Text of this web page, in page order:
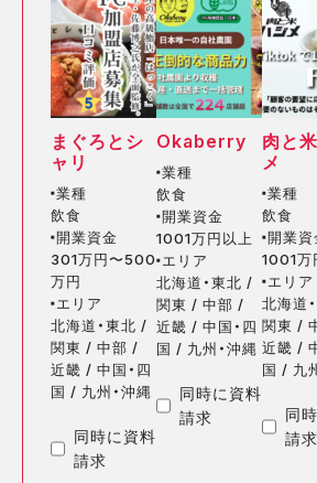
まぐろとシ
ャリ
■業種
飲食
■開業資金
301万円〜500
万円
■ エリア
北海道・東北 /
関東 / 中部 /
近畿 / 中国・四
国 / 九州・沖縄
同時に資料
請求
Okaberry
■業種
飲食
■開業資金
1001万円以上
■ エリア
北海道・東北 /
関東 / 中部 /
近畿 / 中国・四
国 / 九州・沖縄
同時に資料
請求
肉と
メ
■業種
飲食
■開業資
1001万
■ エリア
北海道
関東 /
近畿 /
国 / 九
同
請求